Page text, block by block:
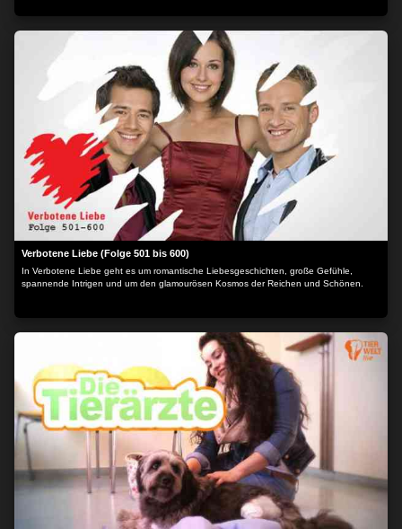
Verbotene Liebe (Folge 501 bis 600)
In Verbotene Liebe geht es um romantische Liebesgeschichten, große Gefühle,
spannende Intrigen und um den glamourösen Kosmos der Reichen und Schönen.